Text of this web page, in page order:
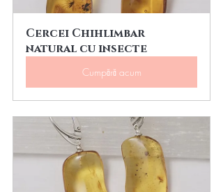
Cercei Chihlimbar
natural cu insecte
Cumpără acum